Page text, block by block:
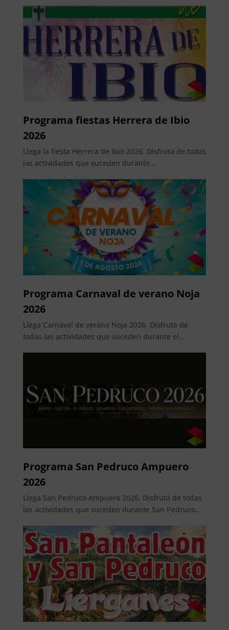
Programa fiestas Herrera de Ibio
2026
Llega la fiesta Herrera de Ibio 2026. Disfruta de todas
las actividades que suceden durante...
Programa Carnaval de verano Noja
2026
Llega Carnaval de verano Noja 2026. Disfruta de
todas las actividades que suceden durante el...
Programa San Pedruco Ampuero
2026
Llega San Pedruco Ampuero 2026. Disfruta de todas
las actividades que suceden durante San Pedruco...